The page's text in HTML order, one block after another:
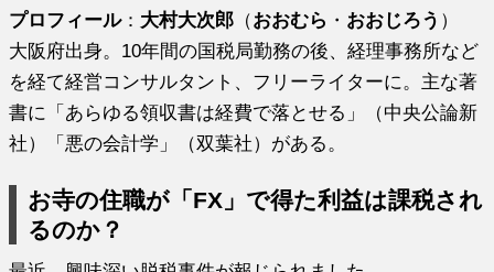
プロフィール： 大村大次郎 （おおむら ・ おおじろう ）
大阪府出身。10年間の国税局勤務の後、経理事務所など
を経て経営コンサルタント、フリーライターに。主な著
書に「あらゆる領収書は経費で落とせる」（中央公論新
社）「悪の会計学」（双葉社）がある。
お寺の住職が「FX」で得た利益は課税され
るのか？